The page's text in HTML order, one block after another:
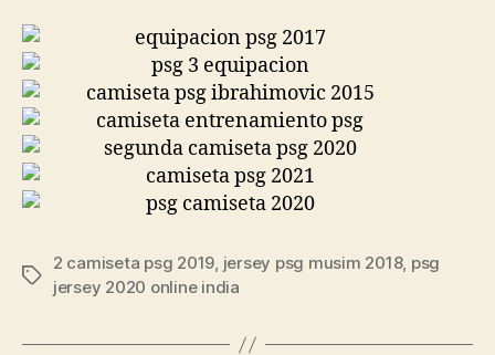
Etiquetas
2 camiseta psg 2019, jersey psg musim 2018, psg
jersey 2020 online india